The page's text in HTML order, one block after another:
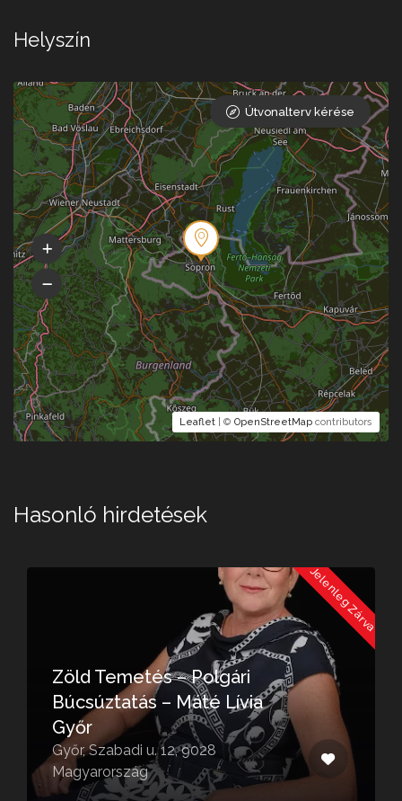
Helyszín
Leaflet | © OpenStreetMap contributors
Útvonalterv kérése
Hasonló hirdetések
Jelenleg Zárva
Zöld Temetés – Polgári
Búcsúztatás – Máté Lívia
Győr
Győr, Szabadi u. 12, 9028
Magyarország